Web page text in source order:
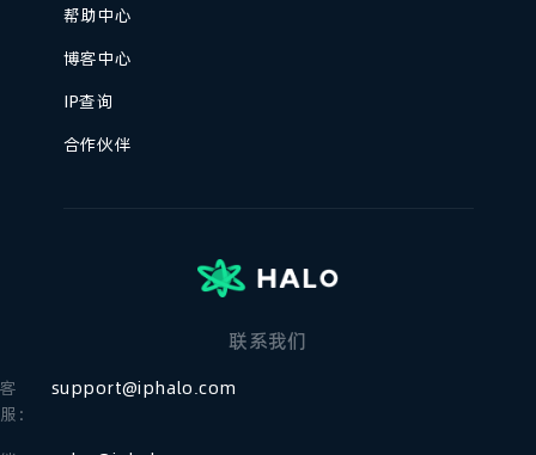
帮助中心
博客中心
IP查询
合作伙伴
联系我们
客
服：
support@iphalo.com